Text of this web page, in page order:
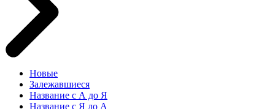
Новые
Залежавшиеся
Название с А до Я
Название с Я до А